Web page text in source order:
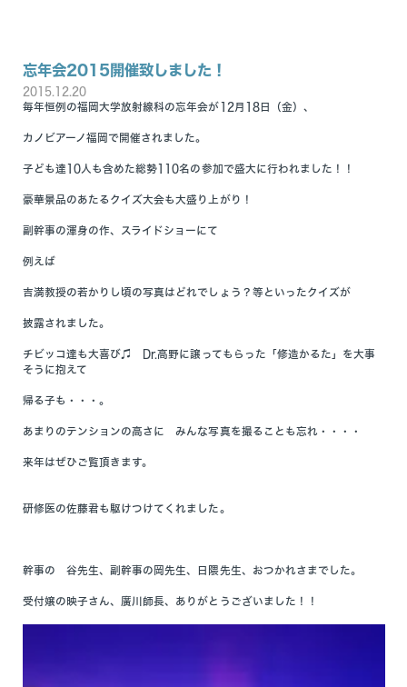
忘年会2015開催致しました！
2015.12.20
毎年恒例の福岡大学放射線科の忘年会が12月18日（金）、
カノビアーノ福岡で開催されました。
子ども達10人も含めた総勢110名の参加で盛大に行われました！！
豪華景品のあたるクイズ大会も大盛り上がり！
副幹事の渾身の作、スライドショーにて
例えば
吉満教授の若かりし頃の写真はどれでしょう？等といったクイズが
披露されました。
チビッコ達も大喜び♫ Dr.高野に譲ってもらった「修造かるた」を大事
そうに抱えて
帰る子も・・・。
あまりのテンションの高さに みんな写真を撮ることも忘れ・・・・
来年はぜひご覧頂きます。
研修医の佐藤君も駆けつけてくれました。
幹事の 谷先生、副幹事の岡先生、日隈先生、おつかれさまでした。
受付嬢の映子さん、廣川師長、ありがとうございました！！